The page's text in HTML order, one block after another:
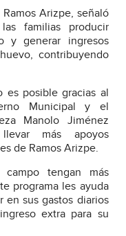
Arizpe, señaló
familias producir
y generar ingresos
contribuyendo
es posible gracias al
Municipal y el
Manolo Jiménez
más apoyos
de Ramos Arizpe.
tengan más
programa les ayuda
en sus gastos diarios
extra para su